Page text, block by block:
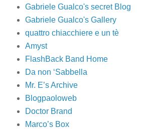
Gabriele Gualco's secret Blog
Gabriele Gualco's Gallery
quattro chiacchiere e un tè
Amyst
FlashBack Band Home
Da non ‘Sabbella
Mr. E’s Archive
Blogpaoloweb
Doctor Brand
Marco’s Box